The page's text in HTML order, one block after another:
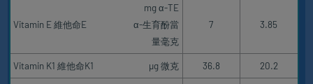
Vitamin E 維他命E
mg α-TE
α-生育酚當
量毫克
7 3.85
Vitamin K1 維他命K1 μg 微克 36.8 20.2